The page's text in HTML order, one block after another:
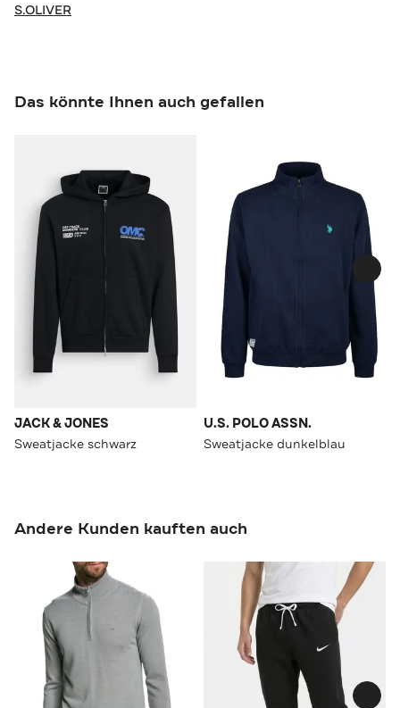
S.OLIVER
Das könnte Ihnen auch gefallen
JACK & JONES
Sweatjacke schwarz
U.S. POLO ASSN.
Sweatjacke dunkelblau
Andere Kunden kauften auch